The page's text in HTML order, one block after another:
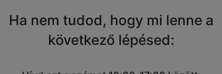
Ha nem tudod, hogy mi lenne a
következő lépésed: